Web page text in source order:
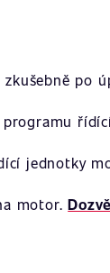
po
programu
jednotky
motor.